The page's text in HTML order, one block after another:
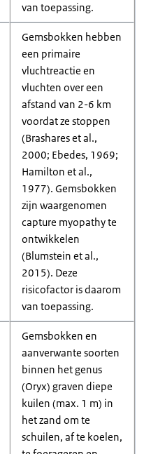
van toepassing.
Gemsbokken hebben
een primaire
vluchtreactie en
vluchten over een
afstand van 2-6 km
voordat ze stoppen
(Brashares et al.,
2000; Ebedes, 1969;
Hamilton et al.,
1977). Gemsbokken
zijn waargenomen
capture myopathy te
ontwikkelen
(Blumstein et al.,
2015). Deze
risicofactor is daarom
van toepassing.
Gemsbokken en
aanverwante soorten
binnen het genus
(Oryx) graven diepe
kuilen (max. 1 m) in
het zand om te
schuilen, af te koelen,